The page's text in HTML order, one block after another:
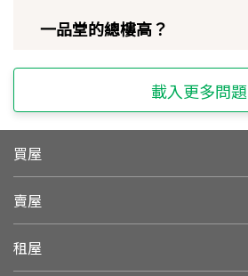
一品堂的總樓高？
載入更多問題
買屋
賣屋
租屋